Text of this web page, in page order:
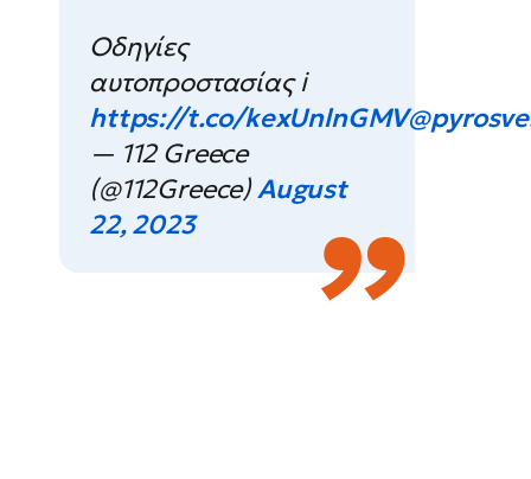
Οδηγίες
αυτοπροστασίας ℹ️
https://t.co/kexUnlnGMV
— 112 Greece
(@112Greece)August
22, 2023